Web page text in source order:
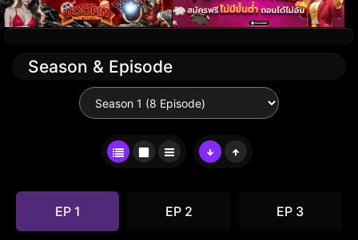
Season & Episode
EP 1 EP 2 EP 3